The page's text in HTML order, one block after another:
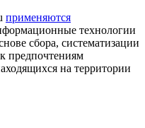
применяются
технологии
сбора, систематизации
предпочтениям
на территории